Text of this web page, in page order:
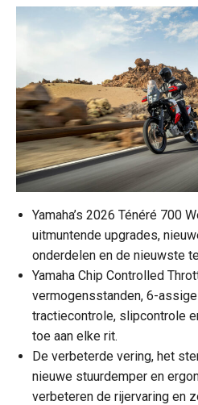
Yamaha’s 2026 Ténéré 700
uitmuntende upgrades,
onderdelen en de nieuwste
Yamaha Chip Controlled
vermogensstanden, 6-
tractiecontrole, slipcontrole
toe aan elke rit.
De verbeterde vering, het
nieuwe stuurdemper en
verbeteren de rijervaring en